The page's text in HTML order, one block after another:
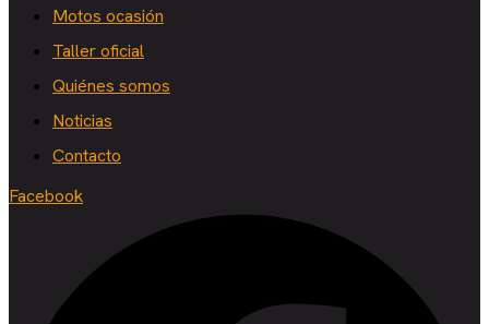
Motos ocasión
Taller oficial
Quiénes somos
Noticias
Contacto
Facebook